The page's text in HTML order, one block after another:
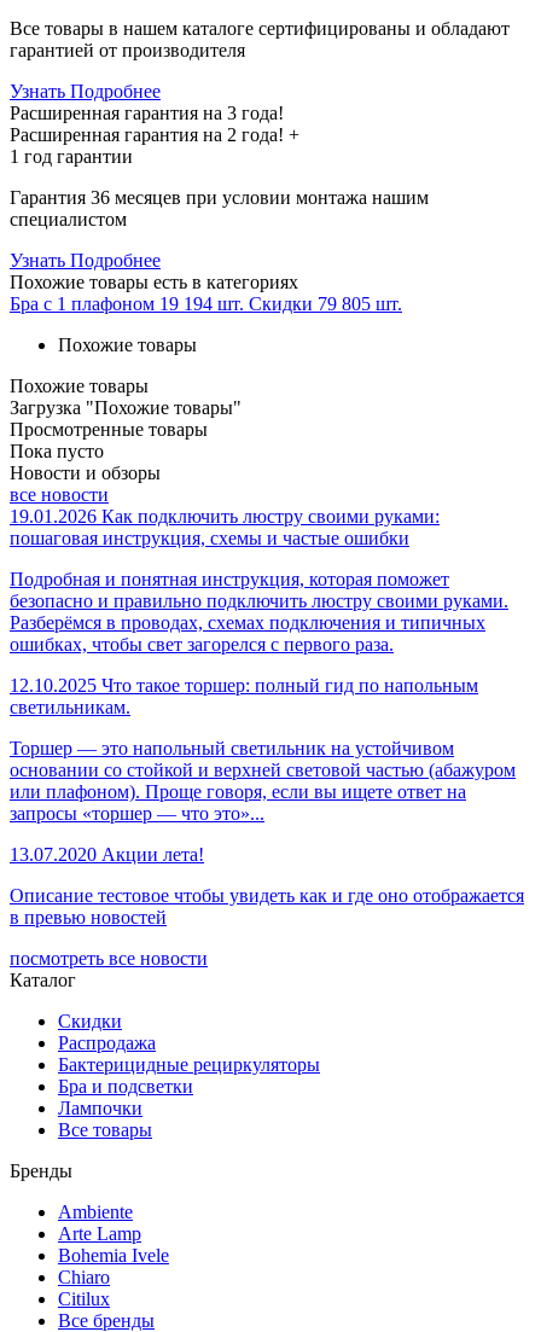
Все товары в нашем каталоге сертифицированы и обладают
гарантией от производителя
Узнать Подробнее
Расширенная гарантия на 3 года!
Расширенная гарантия на 2 года! +
1 год гарантии
Гарантия 36 месяцев при условии монтажа нашим
специалистом
Узнать Подробнее
Похожие товары есть в категориях
Бра с 1 плафоном 19 194 шт. Скидки 79 805 шт.
Похожие товары
Похожие товары
Загрузка "Похожие товары"
Просмотренные товары
Пока пусто
Новости и обзоры
все новости
19.01.2026 Как подключить люстру своими руками:
пошаговая инструкция, схемы и частые ошибки
Подробная и понятная инструкция, которая поможет
безопасно и правильно подключить люстру своими руками.
Разберёмся в проводах, схемах подключения и типичных
ошибках, чтобы свет загорелся с первого раза.
12.10.2025 Что такое торшер: полный гид по напольным
светильникам.
Торшер — это напольный светильник на устойчивом
основании со стойкой и верхней световой частью (абажуром
или плафоном). Проще говоря, если вы ищете ответ на
запросы «торшер — что это»...
13.07.2020 Акции лета!
Описание тестовое чтобы увидеть как и где оно отображается
в превью новостей
посмотреть все новости
Каталог
Скидки
Распродажа
Бактерицидные рециркуляторы
Бра и подсветки
Лампочки
Все товары
Бренды
Ambiente
Arte Lamp
Bohemia Ivele
Chiaro
Citilux
Все бренды